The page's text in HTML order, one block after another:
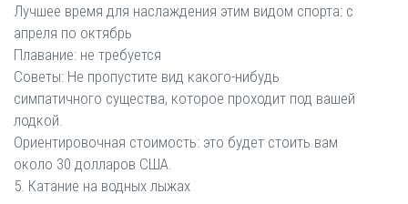
Лучшее время для наслаждения этим видом спорта: с
апреля по октябрь
Плавание: не требуется
Советы: Не пропустите вид какого-нибудь
симпатичного существа, которое проходит под вашей
лодкой.
Ориентировочная стоимость: это будет стоить вам
около 30 долларов США.
5. Катание на водных лыжах